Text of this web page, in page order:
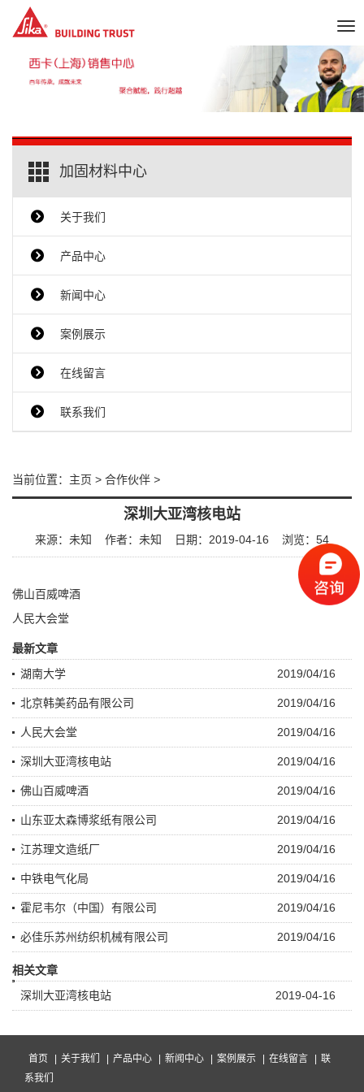
加固材料中心
关于我们
产品中心
新闻中心
案例展示
在线留言
联系我们
当前位置： 主页 > 合作伙伴 >
深圳大亚湾核电站
来源：未知 作者：未知 日期：2019-04-16 浏览： 54
佛山百威啤酒
人民大会堂
最新文章
2019/04/16
湖南大学
2019/04/16
北京韩美药品有限公司
2019/04/16
人民大会堂
2019/04/16
深圳大亚湾核电站
2019/04/16
佛山百威啤酒
2019/04/16
山东亚太森博浆纸有限公司
2019/04/16
江苏理文造纸厂
2019/04/16
中铁电气化局
2019/04/16
霍尼韦尔（中国）有限公司
2019/04/16
必佳乐苏州纺织机械有限公司
相关文章
2019-04-16
深圳大亚湾核电站
首页 | 关于我们 | 产品中心 | 新闻中心 | 案例展示 | 在线留言 | 联
系我们